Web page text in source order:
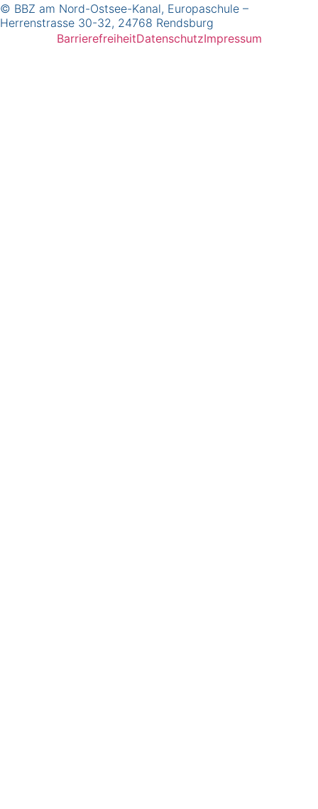
© BBZ am Nord-Ostsee-Kanal, Europaschule –
Herrenstrasse 30-32, 24768 Rendsburg
BarrierefreiheitDatenschutzImpressum